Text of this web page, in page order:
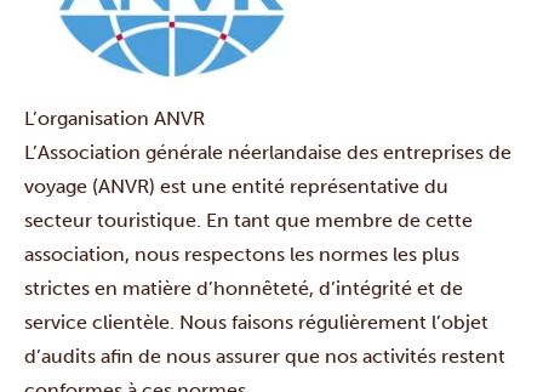
L’organisation ANVR
L’Association générale néerlandaise des entreprises de
voyage (ANVR) est une entité représentative du
secteur touristique. En tant que membre de cette
association, nous respectons les normes les plus
strictes en matière d’honnêteté, d’intégrité et de
service clientèle. Nous faisons régulièrement l’objet
d’audits afin de nous assurer que nos activités restent